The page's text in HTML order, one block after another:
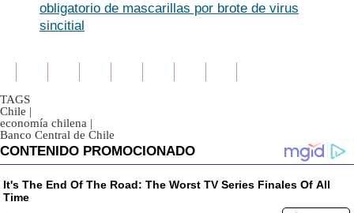
obligatorio de mascarillas por brote de virus
sincitial
TAGS
Chile |
economía chilena |
Banco Central de Chile